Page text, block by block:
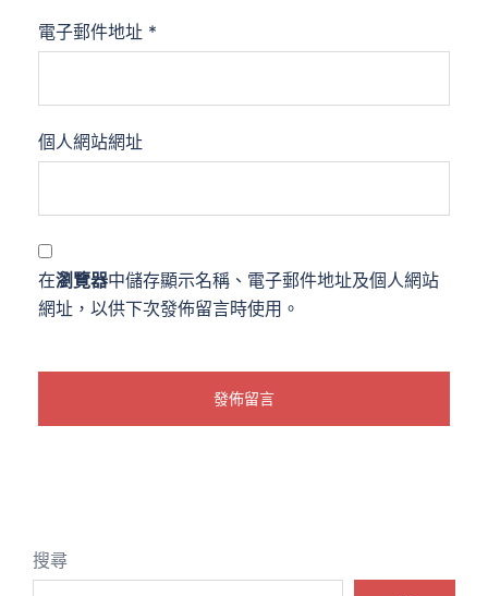
電子郵件地址 *
個人網站網址
在瀏覽器中儲存顯示名稱、電子郵件地址及個人網站
網址，以供下次發佈留言時使用。
搜尋